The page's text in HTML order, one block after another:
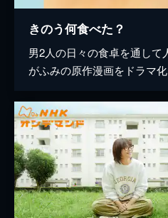
きのう何食べた？
男2人の日々の食卓を通して
がふみの原作漫画をドラマ化